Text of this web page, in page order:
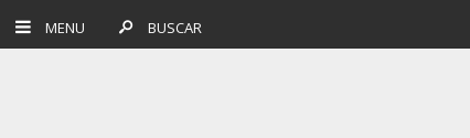
MENU BUSCAR